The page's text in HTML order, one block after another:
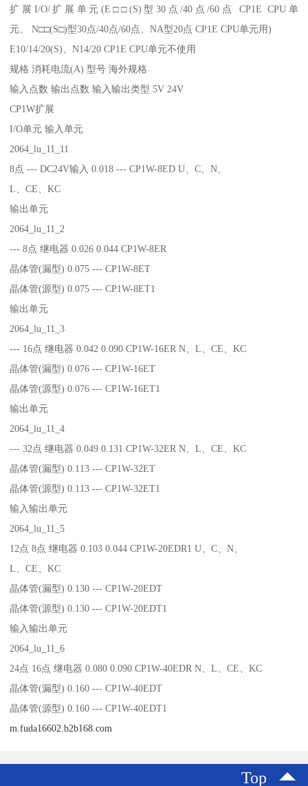
扩展I/O/扩展单元(E□□(S)型30点/40点/60点 CP1E CPU单
元、 N□□(S□)型30点/40点/60点、NA型20点 CP1E CPU单元用)
E10/14/20(S)、N14/20 CP1E CPU单元不使用
规格 消耗电流(A) 型号 海外规格
输入点数 输出点数 输入输出类型 5V 24V
CP1W扩展
I/O单元 输入单元
2064_lu_11_11
8点 --- DC24V输入 0.018 --- CP1W-8ED U、C、N、
L、CE、KC
输出单元
2064_lu_11_2
--- 8点 继电器 0.026 0.044 CP1W-8ER
晶体管(漏型) 0.075 --- CP1W-8ET
晶体管(源型) 0.075 --- CP1W-8ET1
输出单元
2064_lu_11_3
--- 16点 继电器 0.042 0.090 CP1W-16ER N、L、CE、KC
晶体管(漏型) 0.076 --- CP1W-16ET
晶体管(源型) 0.076 --- CP1W-16ET1
输出单元
2064_lu_11_4
--- 32点 继电器 0.049 0.131 CP1W-32ER N、L、CE、KC
晶体管(漏型) 0.113 --- CP1W-32ET
晶体管(源型) 0.113 --- CP1W-32ET1
输入输出单元
2064_lu_11_5
12点 8点 继电器 0.103 0.044 CP1W-20EDR1 U、C、N、
L、CE、KC
晶体管(漏型) 0.130 --- CP1W-20EDT
晶体管(源型) 0.130 --- CP1W-20EDT1
输入输出单元
2064_lu_11_6
24点 16点 继电器 0.080 0.090 CP1W-40EDR N、L、CE、KC
晶体管(漏型) 0.160 --- CP1W-40EDT
晶体管(源型) 0.160 --- CP1W-40EDT1
m.fuda16602.b2b168.com
Top